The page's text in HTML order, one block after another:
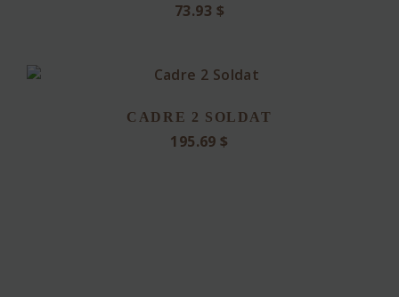
73.93 $
CADRE 2 SOLDAT
195.69$